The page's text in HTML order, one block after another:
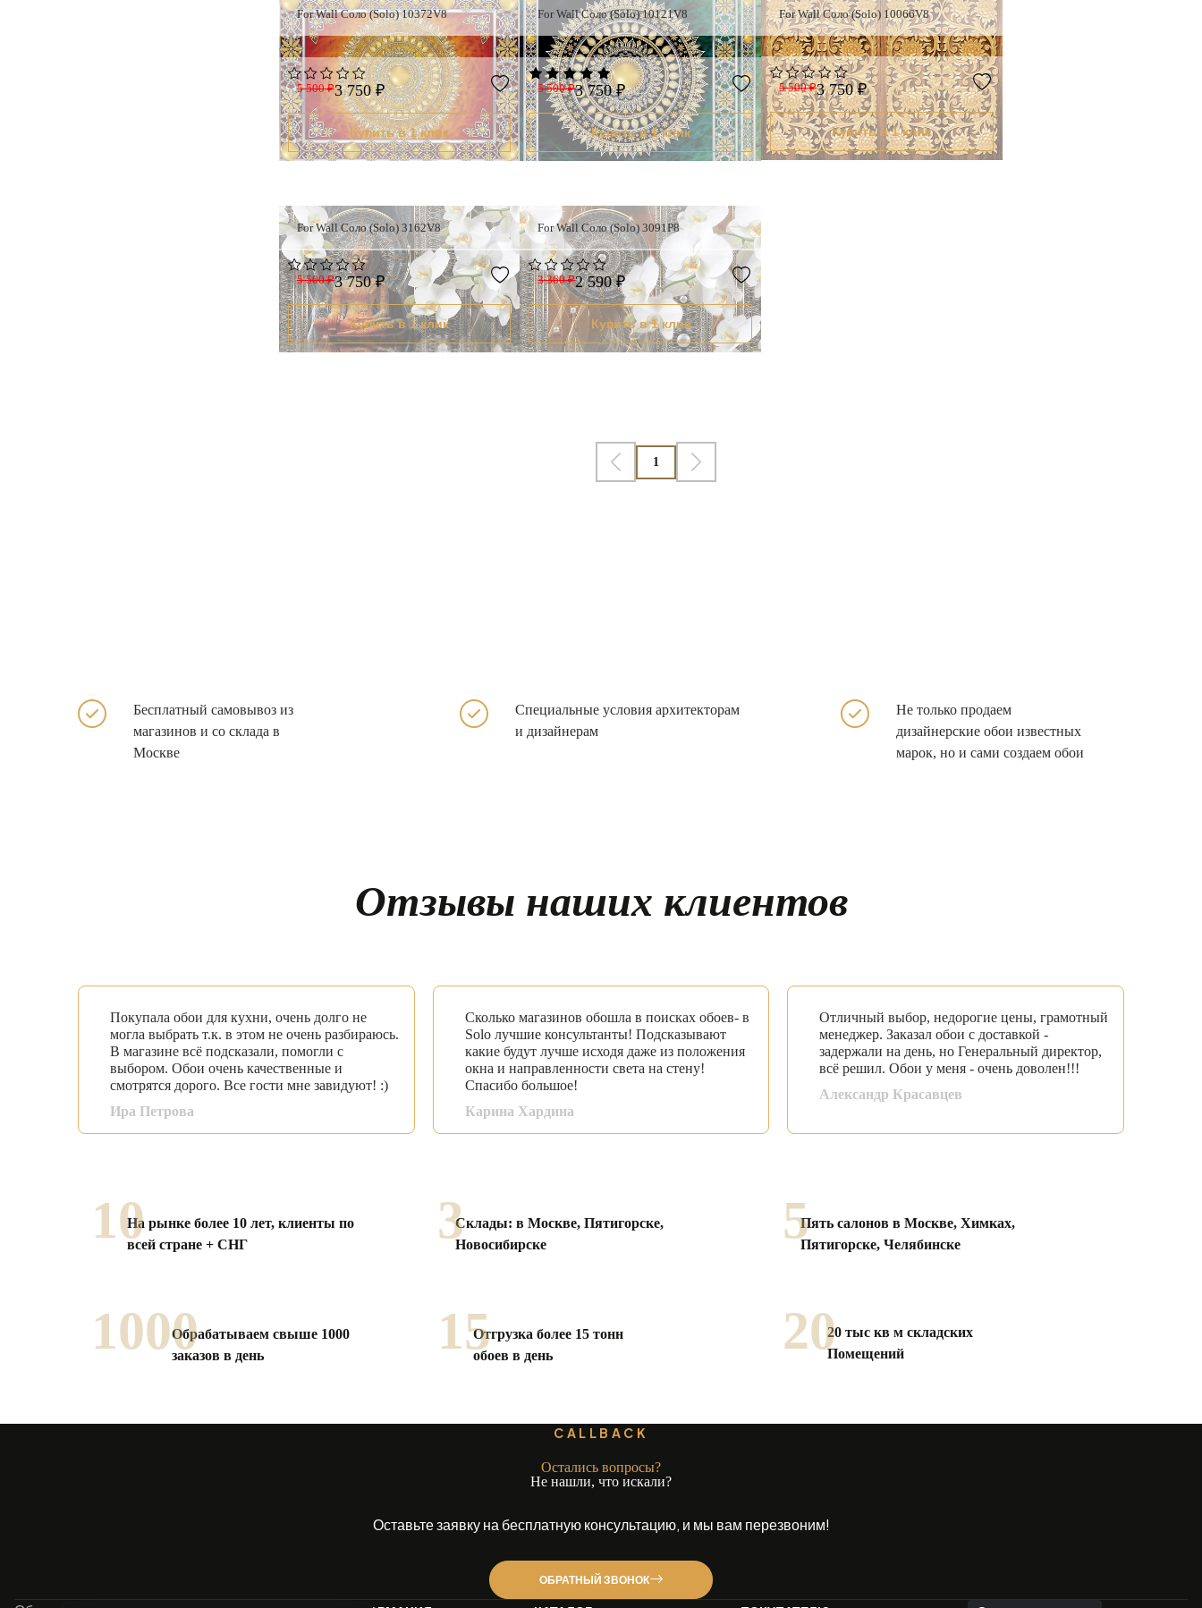
For Wall Соло (Solo) 10372V8
5 500 ₽3 750 ₽
Купить в 1 клик
For Wall Соло (Solo) 10121V8
5 500 ₽3 750 ₽
Купить в 1 клик
For Wall Соло (Solo) 10066V8
5 500 ₽3 750 ₽
Купить в 1 клик
For Wall Соло (Solo) 3162V8
5 500 ₽3 750 ₽
Купить в 1 клик
For Wall Соло (Solo) 3091P8
3 360 ₽2 590 ₽
Купить в 1 клик
1
Бесплатный самовывоз из
магазинов и со склада в
Москве
Специальные условия архитекторам
и дизайнерам
Не только продаем
дизайнерские обои известных
марок, но и сами создаем обои
Отзывы наших клиентов
Покупала обои для кухни, очень долго не
могла выбрать т.к. в этом не очень разбираюсь.
В магазине всё подсказали, помогли с
выбором. Обои очень качественные и
смотрятся дорого. Все гости мне завидуют! :)
Ира Петрова
Сколько магазинов обошла в поисках обоев- в
Solo лучшие консультанты! Подсказывают
какие будут лучше исходя даже из положения
окна и направленности света на стену!
Спасибо большое!
Карина Хардина
Отличный выбор, недорогие цены, грамотный
менеджер. Заказал обои с доставкой -
задержали на день, но Генеральный директор,
всё решил. Обои у меня - очень доволен!!!
Александр Красавцев
10На рынке более 10 лет, клиенты по
всей стране + СНГ
3Склады: в Москве, Пятигорске,
Новосибирске
5Пять салонов в Москве, Химках,
Пятигорске, Челябинске
1000Обрабатываем свыше 1000
заказов в день
15Отгрузка более 15 тонн
обоев в день
2020 тыс кв м складских
Помещений
CALLBACK
Остались вопросы?
Не нашли, что искали?
Оставьте заявку на бесплатную консультацию, и мы вам перезвоним!
ОБРАТНЫЙ ЗВОНОК